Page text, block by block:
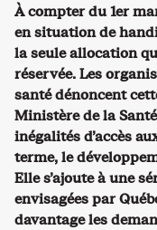
À compter du 1er
en situation de
la seule allocation
réservée. Les
santé dénoncent
Ministère de la
inégalités d’accès
terme, le
Elle s’ajoute à une
envisagées par
davantage les